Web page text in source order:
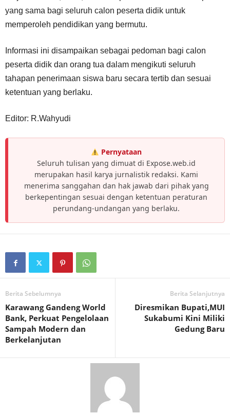
yang sama bagi seluruh calon peserta didik untuk
memperoleh pendidikan yang bermutu.
Informasi ini disampaikan sebagai pedoman bagi calon
peserta didik dan orang tua dalam mengikuti seluruh
tahapan penerimaan siswa baru secara tertib dan sesuai
ketentuan yang berlaku.
Editor: R.Wahyudi
Pernyataan
Seluruh tulisan yang dimuat di Expose.web.id
merupakan hasil karya jurnalistik redaksi. Kami
menerima sanggahan dan hak jawab dari pihak yang
berkepentingan sesuai dengan ketentuan peraturan
perundang-undangan yang berlaku.
Berita Sebelumnya
Karawang Gandeng World
Bank, Perkuat Pengelolaan
Sampah Modern dan
Berkelanjutan
Berita Selanjutnya
Diresmikan Bupati,MUI
Sukabumi Kini Miliki
Gedung Baru